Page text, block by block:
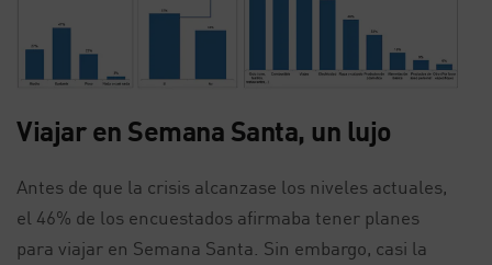
Viajar en Semana Santa, un lujo
Antes de que la crisis alcanzase los niveles actuales,
el 46% de los encuestados afirmaba tener planes
para viajar en Semana Santa. Sin embargo, casi la